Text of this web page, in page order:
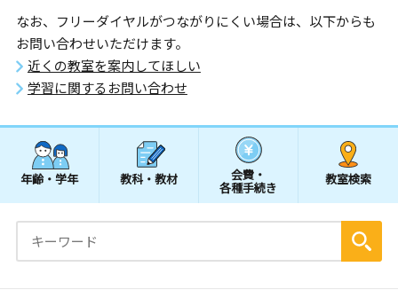
なお、フリーダイヤルがつながりにくい場合は、以下からも
お問い合わせいただけます。
近くの教室を案内してほしい
学習に関するお問い合わせ
年齢・学年 教科・教材 会費・
各種手続き
教室検索